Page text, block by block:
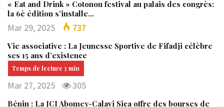
« Eat and Drink » Cotonou festival au palais des congrès:
la 6è édition s’installe…
Mar 29, 2025 737
Vie associative : La Jeunesse Sportive de Fifadji célèbre
ses 15 ans d’existence
Mar 27, 2025 305
Bénin : La JCI Abomey-Calavi Sica offre des bourses de